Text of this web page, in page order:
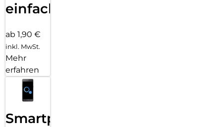
einfach
ab 1,90 €
inkl. MwSt.
Mehr
erfahren
Smartphone